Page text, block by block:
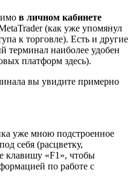
в личном кабинете
(как уже упомянул
к торговле). Есть и другие
терминал наиболее удобен
платформ здесь).
вы увидите примерно
уже мною подстроенное
себя (расцветку,
клавишу «F1», чтобы
по работе с